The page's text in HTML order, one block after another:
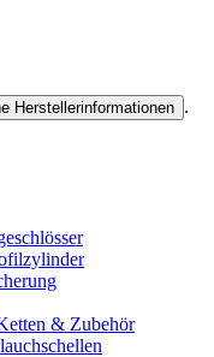
Herstellerinformationen .
& Zubehör